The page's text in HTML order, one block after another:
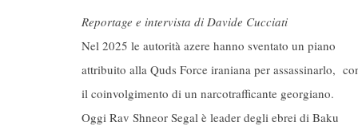
Reportage e intervista di Davide Cucciati
Nel 2025 le autorità azere hanno sventato un piano
attribuito alla Quds Force iraniana per assassinarlo,
il coinvolgimento di un narcotrafficante georgiano.
Oggi Rav Shneor Segal è leader degli ebrei di Baku